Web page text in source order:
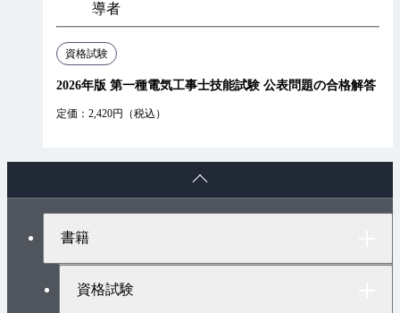
導者
資格試験
2026年版 第一種電気工事士技能試験 公表問題の合格解答
定価：2,420円（税込）
書籍
資格試験